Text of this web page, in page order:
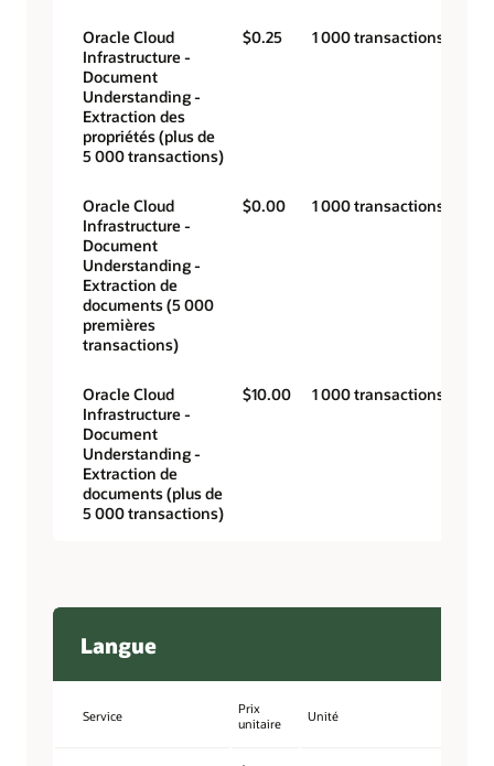
Oracle Cloud
Infrastructure -
Document
Understanding -
Extraction des
propriétés (plus de
5 000 transactions)
$0.25 1 000 transactions
Oracle Cloud
Infrastructure -
Document
Understanding -
Extraction de
documents (5 000
premières
transactions)
$0.00 1 000 transactions
Oracle Cloud
Infrastructure -
Document
Understanding -
Extraction de
documents (plus de
5 000 transactions)
$10.00 1 000 transactions
Langue
Service
Prix
unitaire
Unité